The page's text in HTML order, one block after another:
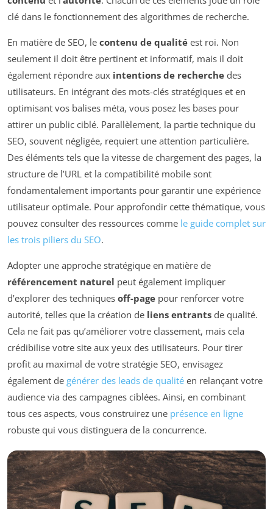
clé dans le fonctionnement des algorithmes de recherche.
En matière de SEO, le contenu de qualité est roi. Non
seulement il doit être pertinent et informatif, mais il doit
également répondre aux intentions de recherche des
utilisateurs. En intégrant des mots-clés stratégiques et en
optimisant vos balises méta, vous posez les bases pour
attirer un public ciblé. Parallèlement, la partie technique du
SEO, souvent négligée, requiert une attention particulière.
Des éléments tels que la vitesse de chargement des pages, la
structure de l’URL et la compatibilité mobile sont
fondamentalement importants pour garantir une expérience
utilisateur optimale. Pour approfondir cette thématique, vous
pouvez consulter des ressources comme le guide complet sur
les trois piliers du SEO.
Adopter une approche stratégique en matière de
référencement naturel peut également impliquer
d’explorer des techniques off-page pour renforcer votre
autorité, telles que la création de liens entrants de qualité.
Cela ne fait pas qu’améliorer votre classement, mais cela
crédibilise votre site aux yeux des utilisateurs. Pour tirer
profit au maximal de votre stratégie SEO, envisagez
également de générer des leads de qualité en relançant votre
audience via des campagnes ciblées. Ainsi, en combinant
tous ces aspects, vous construirez une présence en ligne
robuste qui vous distinguera de la concurrence.